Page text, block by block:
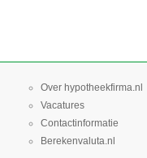
Over hypotheekfirma.nl
Vacatures
Contactinformatie
Berekenvaluta.nl